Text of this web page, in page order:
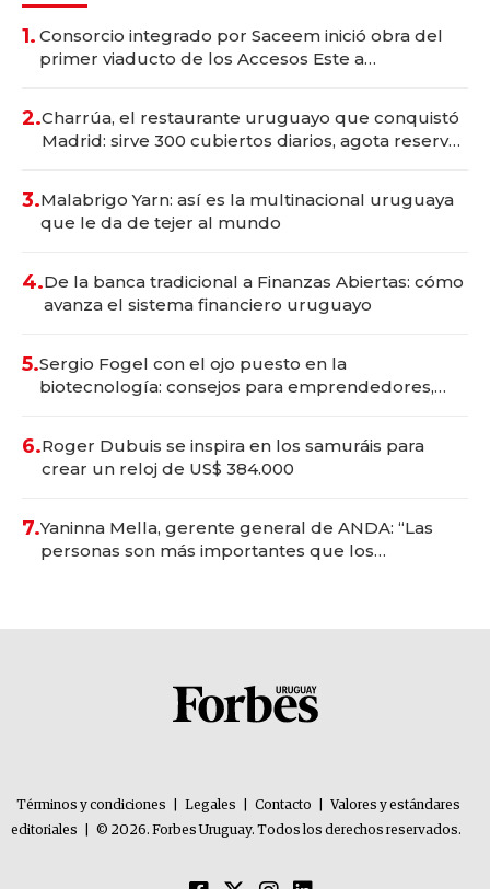
1. Consorcio integrado por Saceem inició obra del
primer viaducto de los Accesos Este a
2.Charrúa, el restaurante uruguayo que conquistó
Madrid: sirve 300 cubiertos diarios, agota reservas
3.Malabrigo Yarn: así es la multinacional uruguaya
que le da de tejer al mundo
4.De la banca tradicional a Finanzas Abiertas: cómo
avanza el sistema financiero uruguayo
5.Sergio Fogel con el ojo puesto en la
biotecnología: consejos para emprendedores,
6.Roger Dubuis se inspira en los samuráis para
crear un reloj de US$ 384.000
7.Yaninna Mella, gerente general de ANDA: “Las
personas son más importantes que los
Términos y condiciones Legales Contacto
Valores y estándares
editoriales
© 2026. Forbes Uruguay. Todos los derechos reservados.